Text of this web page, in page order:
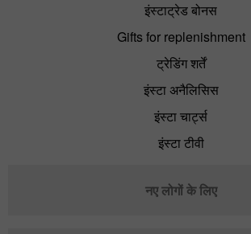
इंस्टाट्रेड बोनस
Gifts for replenishment
ट्रेडिंग शर्तें
इंस्टा अनैलिसिस
इंस्टा चार्ट्स
इंस्टा टीवी
नए लोगों के लिए